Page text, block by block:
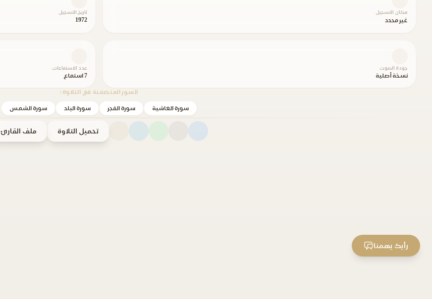
مكان التسجيل
غير محدد
تاريخ التسجيل
1972
جودة الصوت
نسخة أصلية
عدد الاستماعات
7 استماع
السور المتضمنة في التلاوة:
سورة الغاشية سورة الفجر سورة البلد سورة الشمس
تحميل التلاوة ملف القارئ
رأيك يهمنا